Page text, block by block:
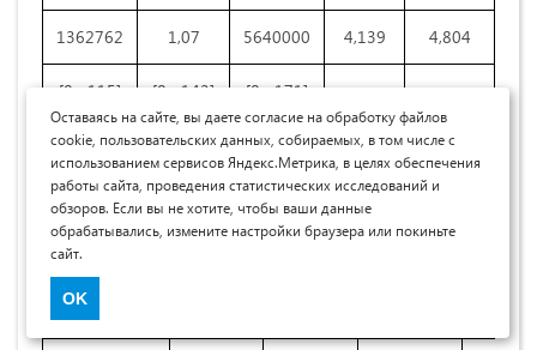
1362762 1,07 5640000 4,139 4,804
[8,c.115] [8,c.143] [8,c.171]
q1 ,=ξ·H w c , Дж lieh, Дж e
39600000
Оставаясь на сайте, вы даете согласие на обработку файлов
cookie, пользовательских данных, собираемых, в том числе с
использованием сервисов Яндекс.Метрика, в целях обеспечения
работы сайта, проведения статистических исследований и
обзоров. Если вы не хотите, чтобы ваши данные
обрабатывались, измените настройки браузера или покиньте
сайт.
OK